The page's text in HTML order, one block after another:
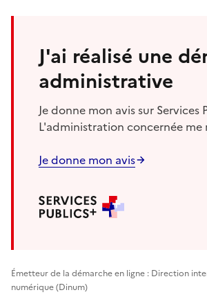
J'ai réalisé une
administrative
Je donne mon avis sur Services
L'administration concernée me
Je donne mon avis
Émetteur de la démarche en ligne : Direction
numérique (Dinum)